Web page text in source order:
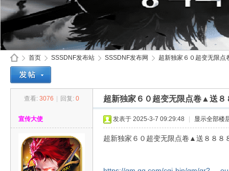
首页
›
SSSDNF发布站 SSSDNF发布网
›
超新独家６０超变无限
查看: 3076 回复: 0 超新独家６０超变无限点卷▲送
宣传大使 发表于 2025-3-7 09:29:48 显示全部楼
超新独家６０超变无限点卷▲送８８８